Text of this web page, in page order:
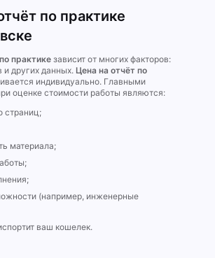
по практике
практике зависит от многих факторов:
других данных. Цена на отчёт по
индивидуально. Главными
оценке стоимости работы являются:
страниц;
материала;
(например, инженерные
ваш кошелек.